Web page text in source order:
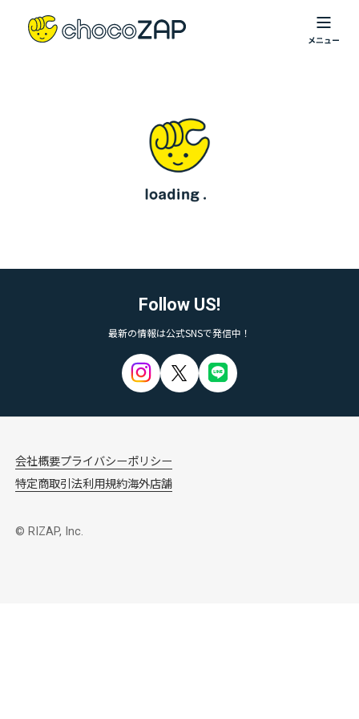
Follow US!
最新の情報は公式SNSで発信中！
会社概要プライバシーポリシー
特定商取引法利用規約海外店舗
© RIZAP, Inc.